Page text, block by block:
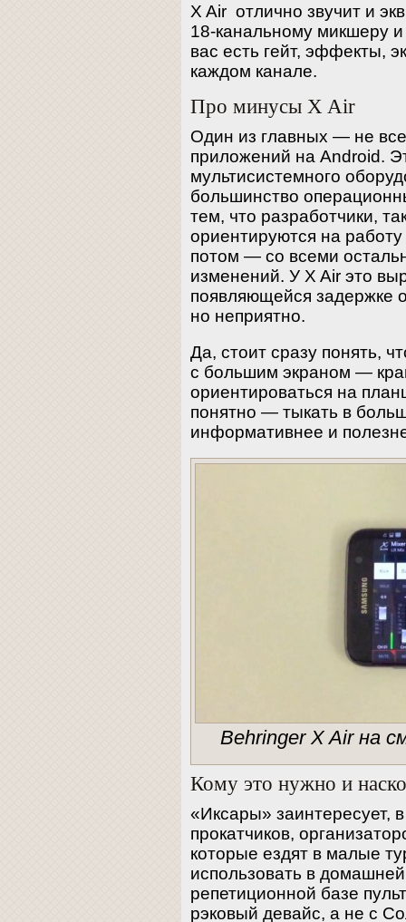
X Air отлично звучит и
18-канальному микшеру
вас есть гейт, эффекты,
каждом канале.
Про минусы X Air
Один из главных — не
приложений на Android.
мультисистемного
большинство
тем, что разработчики,
ориентируются на
потом — со всеми
изменений. У X Air это
появляющейся задержке
но неприятно.
Да, стоит сразу понять,
с большим экраном —
ориентироваться на
понятно — тыкать в
информативнее и
Behringer X Air на
Кому это нужно и
«Иксары» заинтересует,
прокатчиков,
которые ездят в малые
использовать в
репетиционной базе
рэковый девайс, а не с